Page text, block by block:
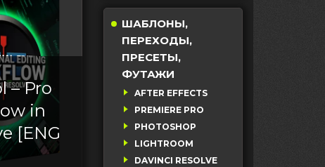
– Pro
in
[ENG
ШАБЛОНЫ,
ПЕРЕХОДЫ,
ПРЕСЕТЫ,
ФУТАЖИ
AFTER EFFECTS
PREMIERE PRO
PHOTOSHOP
LIGHTROOM
DAVINCI RESOLVE